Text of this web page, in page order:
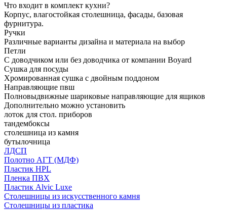
Что входит в комплект кухни?
Корпус, влагостойкая столешница, фасады, базовая
фурнитура.
Ручки
Различные варианты дизайна и материала на выбор
Петли
С доводчиком или без доводчика от компании Boyard
Сушка для посуды
Хромированная сушка с двойным поддоном
Направляющие пвш
Полновыдвижные шариковые направляющие для ящиков
Дополнительно можно установить
лоток для стол. приборов
тандембоксы
столешница из камня
бутылочница
ЛДСП
Полотно АГТ (МДФ)
Пластик HPL
Пленка ПВХ
Пластик Alvic Luxe
Столешницы из искусственного камня
Столешницы из пластика